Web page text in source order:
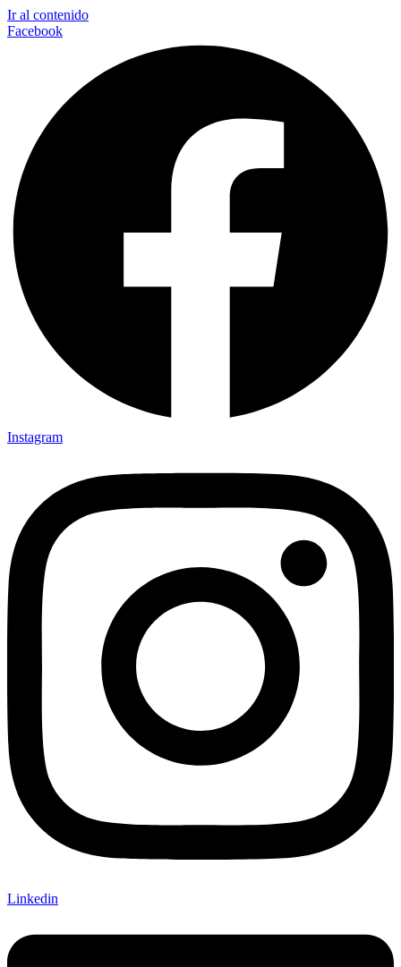
Ir al contenido
Facebook
Instagram
Linkedin